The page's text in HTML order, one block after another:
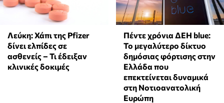
Λεύκη: Χάπι της Pfizer
δίνει ελπίδες σε
ασθενείς – Τι έδειξαν
κλινικές δοκιμές
Πέντε χρόνια ΔΕΗ blue:
Το μεγαλύτερο δίκτυο
δημόσιας φόρτισης στην
Ελλάδα που
επεκτείνεται δυναμικά
στη Νοτιοανατολική
Ευρώπη